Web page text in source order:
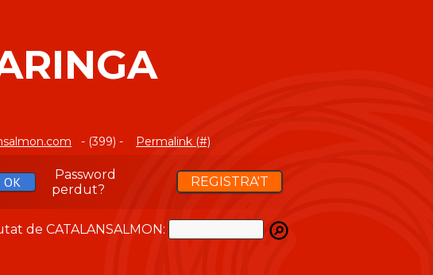
- (399) - Permalink (#)
Password
perdut?
REGISTRA'T
de CATALANSALMON: